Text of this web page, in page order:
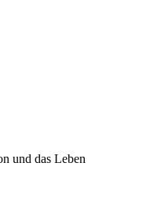
und das Leben